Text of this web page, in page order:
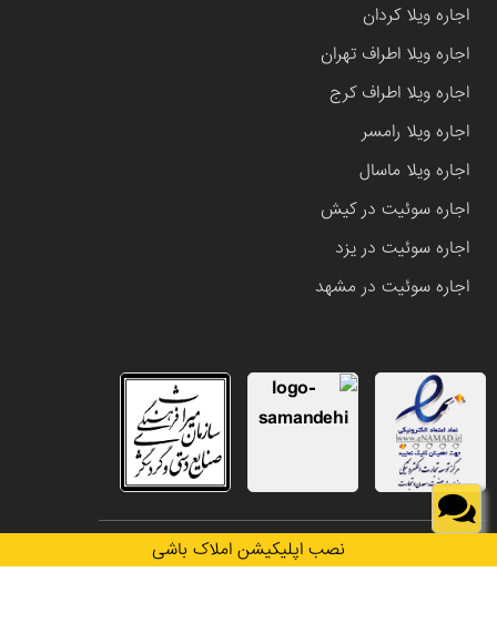
نصب اپلیکیشن املاک باشی
اجاره ویلا کردان
اجاره ویلا اطراف تهران
اجاره ویلا اطراف کرج
اجاره ویلا رامسر
اجاره ویلا ماسال
اجاره سوئیت در کیش
اجاره سوئیت در یزد
اجاره سوئیت در مشهد
تمامی حقوق این وب سایت متعلق به املاک باشی می باشد.